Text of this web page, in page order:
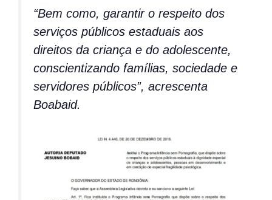
“Bem como, garantir o respeito dos
serviços públicos estaduais aos
direitos da criança e do adolescente,
conscientizando famílias, sociedade e
servidores públicos”, acrescenta
Boabaid.